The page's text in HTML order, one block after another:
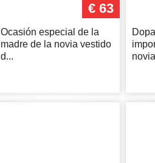
€ 63
Ocasión especial de la
madre de la novia vestido
d...